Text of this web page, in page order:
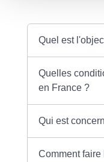
Quel est
Quelles
en France ?
Qui est
Comment